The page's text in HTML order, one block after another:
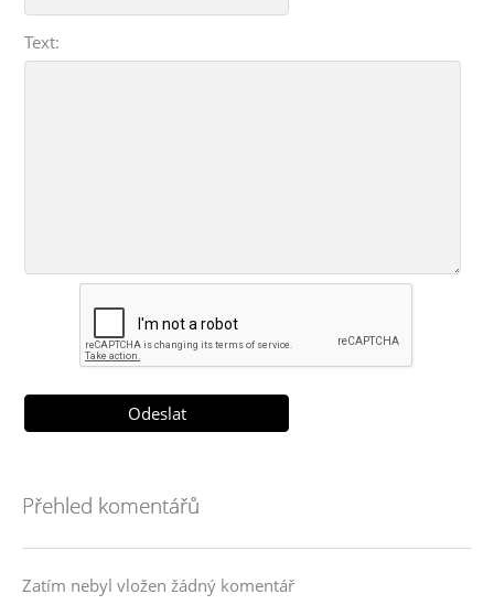
Text:
Přehled komentářů
Zatím nebyl vložen žádný komentář